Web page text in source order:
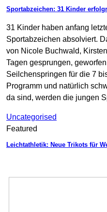
Sportabzeichen: 31 Kinder
31 Kinder haben anfang
Sportabzeichen absolviert.
von Nicole Buchwald,
Tagen gesprungen,
Seilchenspringen für die 7
Programm und natürlich
da sind, werden die jungen
Uncategorised
Featured
Leichtathletik: Neue Trikots für